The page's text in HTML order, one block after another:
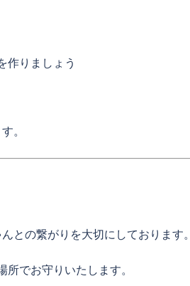
作りましょう
。
との繋がりを大切にしております。
所でお守りいたします。